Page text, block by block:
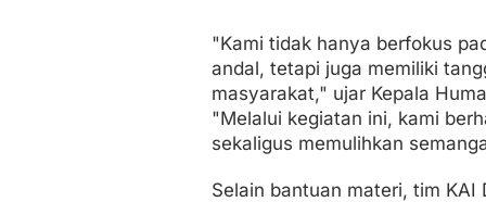
"Kami tidak hanya berfokus
andal, tetapi juga memiliki
masyarakat," ujar Kepala
"Melalui kegiatan ini, kami
sekaligus memulihkan
Selain bantuan materi, tim KAI